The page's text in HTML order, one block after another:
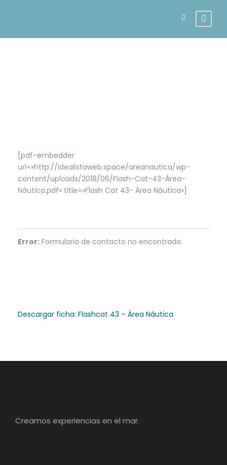
[pdf-embedder
url=»http://idealistaweb.space/areanautica/wp-
content/uploads/2018/06/Flash-Cat-43-Área-
Náutica.pdf» title=»Flash Cat 43- Área Náutica»]
Error: Formulario de contacto no encontrado.
Descargar ficha: Flashcat 43 – Área Náutica
Creamos experiencias en el mar.